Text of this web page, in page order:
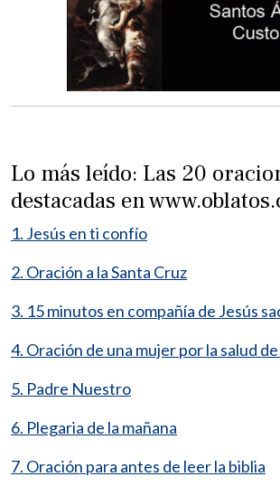
Lo más leído: Las 20
destacadas en
1. Jesús en ti confío
2. Oración a la Santa Cruz
3. 15 minutos en compañía de Jesús
4. Oración de una mujer por la salud
5. Padre Nuestro
6. Plegaria de la mañana
7. Oración para antes de leer la biblia